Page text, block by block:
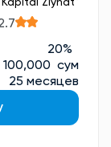
Ziynat"
20%
100,000 сум
25 месяцев